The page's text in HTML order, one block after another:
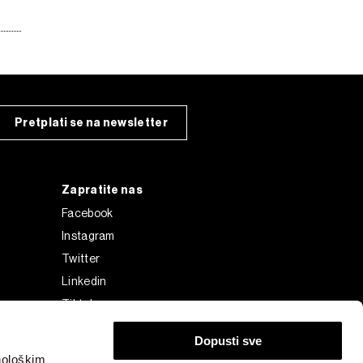
Dopusti sve
Pretplati se na newsletter
Zapratite nas
Facebook
Instagram
Twitter
Linkedin
Tiktok